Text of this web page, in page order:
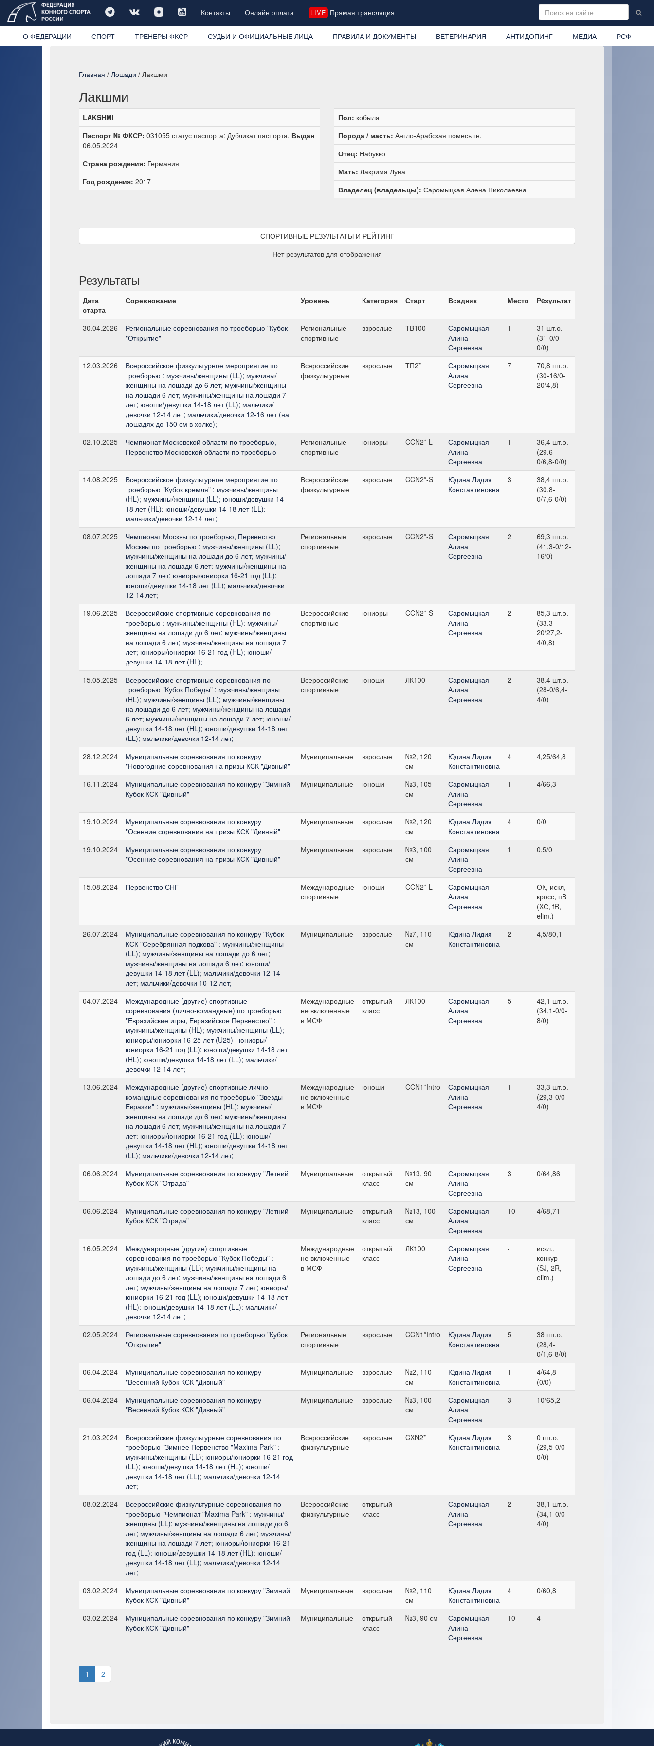
Контакты Онлайн оплата LIVE Прямая трансляция
О ФЕДЕРАЦИИ СПОРТ ТРЕНЕРЫ ФКСР СУДЬИ И ОФИЦИАЛЬНЫЕ ЛИЦА ПРАВИЛА И ДОКУМЕНТЫ ВЕТЕРИНАРИЯ АНТИДОПИНГ МЕДИА РСФ
Главная / Лошади / Лакшми
Лакшми
LAKSHMI
Паспорт № ФКСР: 031055 статус паспорта: Дубликат паспорта. Выдан
06.05.2024
Страна рождения: Германия
Год рождения: 2017
Пол: кобыла
Порода / масть: Англо-Арабская помесь гн.
Отец: Набукко
Мать: Лакрима Луна
Владелец (владельцы): Саромыцкая Алена Николаевна
СПОРТИВНЫЕ РЕЗУЛЬТАТЫ И РЕЙТИНГ
Нет результатов для отображения
Результаты
Дата
старта
Соревнование Уровень Категория Старт Всадник Место Рeзультат
30.04.2026
Региональные соревнования по троеборью "Кубок
"Открытие"
Региональные
спортивные
взрослые ТВ100
Саромыцкая
Алина
Сергеевна
1
31 шт.о.
(31-0/0-
0/0)
12.03.2026
Всероссийское физкультурное мероприятие по
троеборью : мужчины/женщины (LL); мужчины/
женщины на лошади до 6 лет; мужчины/женщины
на лошади 6 лет; мужчины/женщины на лошади 7
лет; юноши/девушки 14-18 лет (LL); мальчики/
девочки 12-14 лет; мальчики/девочки 12-16 лет (на
лошадях до 150 см в холке);
Всероссийские
физкультурные
взрослые ТП2*
Саромыцкая
Алина
Сергеевна
7
70,8 шт.о.
(30-16/0-
20/4,8)
02.10.2025
Чемпионат Московской области по троеборью,
Первенство Московской области по троеборью
Региональные
спортивные
юниоры CCN2*-L
Саромыцкая
Алина
Сергеевна
1
36,4 шт.о.
(29,6-
0/6,8-0/0)
14.08.2025
Всероссийское физкультурное мероприятие по
троеборью "Кубок кремля" : мужчины/женщины
(HL); мужчины/женщины (LL); юноши/девушки 14-
18 лет (HL); юноши/девушки 14-18 лет (LL);
мальчики/девочки 12-14 лет;
Всероссийские
физкультурные
взрослые CCN2*-S
Юдина Лидия
Константиновна
3
38,4 шт.о.
(30,8-
0/7,6-0/0)
08.07.2025
Чемпионат Москвы по троеборью, Первенство
Москвы по троеборью : мужчины/женщины (LL);
мужчины/женщины на лошади до 6 лет; мужчины/
женщины на лошади 6 лет; мужчины/женщины на
лошади 7 лет; юниоры/юниорки 16-21 год (LL);
юноши/девушки 14-18 лет (LL); мальчики/девочки
12-14 лет;
Региональные
спортивные
взрослые CCN2*-S
Саромыцкая
Алина
Сергеевна
2
69,3 шт.о.
(41,3-0/12-
16/0)
19.06.2025
Всероссийские спортивные соревнования по
троеборью : мужчины/женщины (HL); мужчины/
женщины на лошади до 6 лет; мужчины/женщины
на лошади 6 лет; мужчины/женщины на лошади 7
лет; юниоры/юниорки 16-21 год (HL); юноши/
девушки 14-18 лет (HL);
Всероссийские
спортивные
юниоры CCN2*-S
Саромыцкая
Алина
Сергеевна
2
85,3 шт.о.
(33,3-
20/27,2-
4/0,8)
15.05.2025
Всероссийские спортивные соревнования по
троеборью "Кубок Победы" : мужчины/женщины
(HL); мужчины/женщины (LL); мужчины/женщины
на лошади до 6 лет; мужчины/женщины на лошади
6 лет; мужчины/женщины на лошади 7 лет; юноши/
девушки 14-18 лет (HL); юноши/девушки 14-18 лет
(LL); мальчики/девочки 12-14 лет;
Всероссийские
спортивные
юноши ЛК100
Саромыцкая
Алина
Сергеевна
2
38,4 шт.о.
(28-0/6,4-
4/0)
28.12.2024
Муниципальные соревнования по конкуру
"Новогодние соревнования на призы КСК "Дивный"
Муниципальные взрослые
№2, 120
см
Юдина Лидия
Константиновна
4 4,25/64,8
16.11.2024
Муниципальные соревнования по конкуру "Зимний
Кубок КСК "Дивный"
Муниципальные юноши
№3, 105
см
Саромыцкая
Алина
Сергеевна
1 4/66,3
19.10.2024
Муниципальные соревнования по конкуру
"Осенние соревнования на призы КСК "Дивный"
Муниципальные взрослые
№2, 120
см
Юдина Лидия
Константиновна
4 0/0
19.10.2024
Муниципальные соревнования по конкуру
"Осенние соревнования на призы КСК "Дивный"
Муниципальные взрослые
№3, 100
см
Саромыцкая
Алина
Сергеевна
1 0,5/0
15.08.2024 Первенство СНГ
Международные
спортивные
юноши CCN2*-L
Саромыцкая
Алина
Сергеевна
-
ОК, искл,
кросс, пВ
(XС, fR,
elim.)
26.07.2024
Муниципальные соревнования по конкуру "Кубок
КСК "Серебрянная подкова" : мужчины/женщины
(LL); мужчины/женщины на лошади до 6 лет;
мужчины/женщины на лошади 6 лет; юноши/
девушки 14-18 лет (LL); мальчики/девочки 12-14
лет; мальчики/девочки 10-12 лет;
Муниципальные взрослые
№7, 110
см
Юдина Лидия
Константиновна
2 4,5/80,1
04.07.2024
Международные (другие) спортивные
соревнования (лично-командные) по троеборью
"Евразийские игры, Евразийское Первенство" :
мужчины/женщины (HL); мужчины/женщины (LL);
юниоры/юниорки 16-25 лет (U25) ; юниоры/
юниорки 16-21 год (LL); юноши/девушки 14-18 лет
(HL); юноши/девушки 14-18 лет (LL); мальчики/
девочки 12-14 лет;
Международные
не включенные
в МСФ
открытый
класс
ЛК100
Саромыцкая
Алина
Сергеевна
5
42,1 шт.о.
(34,1-0/0-
8/0)
13.06.2024
Международные (другие) спортивные лично-
командные соревнования по троеборью "Звезды
Евразии" : мужчины/женщины (HL); мужчины/
женщины на лошади до 6 лет; мужчины/женщины
на лошади 6 лет; мужчины/женщины на лошади 7
лет; юниоры/юниорки 16-21 год (LL); юноши/
девушки 14-18 лет (HL); юноши/девушки 14-18 лет
(LL); мальчики/девочки 12-14 лет;
Международные
не включенные
в МСФ
юноши CCN1*Intro
Саромыцкая
Алина
Сергеевна
1
33,3 шт.о.
(29,3-0/0-
4/0)
06.06.2024
Муниципальные соревнования по конкуру "Летний
Кубок КСК "Отрада"
Муниципальные
открытый
класс
№13, 90
см
Саромыцкая
Алина
Сергеевна
3 0/64,86
06.06.2024
Муниципальные соревнования по конкуру "Летний
Кубок КСК "Отрада"
Муниципальные
открытый
класс
№13, 100
см
Саромыцкая
Алина
Сергеевна
10 4/68,71
16.05.2024
Международные (другие) спортивные
соревнования по троеборью "Кубок Победы" :
мужчины/женщины (LL); мужчины/женщины на
лошади до 6 лет; мужчины/женщины на лошади 6
лет; мужчины/женщины на лошади 7 лет; юниоры/
юниорки 16-21 год (LL); юноши/девушки 14-18 лет
(HL); юноши/девушки 14-18 лет (LL); мальчики/
девочки 12-14 лет;
Международные
не включенные
в МСФ
открытый
класс
ЛК100
Саромыцкая
Алина
Сергеевна
-
искл.,
конкур
(SJ, 2R,
elim.)
02.05.2024
Региональные соревнования по троеборью "Кубок
"Открытие"
Региональные
спортивные
взрослые CCN1*Intro
Юдина Лидия
Константиновна
5
38 шт.о.
(28,4-
0/1,6-8/0)
06.04.2024
Муниципальные соревнования по конкуру
"Весенний Кубок КСК "Дивный"
Муниципальные взрослые
№2, 110
см
Юдина Лидия
Константиновна
1
4/64,8
(0/0)
06.04.2024
Муниципальные соревнования по конкуру
"Весенний Кубок КСК "Дивный"
Муниципальные взрослые
№3, 100
см
Саромыцкая
Алина
Сергеевна
3 10/65,2
21.03.2024
Всероссийские физкультурные соревнования по
троеборью "Зимнее Первенство "Maxima Park" :
мужчины/женщины (LL); юниоры/юниорки 16-21 год
(LL); юноши/девушки 14-18 лет (HL); юноши/
девушки 14-18 лет (LL); мальчики/девочки 12-14
лет;
Всероссийские
физкультурные
взрослые CXN2*
Юдина Лидия
Константиновна
3
0 шт.о.
(29,5-0/0-
0/0)
08.02.2024
Всероссийские физкультурные соревнования по
троеборью "Чемпионат "Maxima Park" : мужчины/
женщины (LL); мужчины/женщины на лошади до 6
лет; мужчины/женщины на лошади 6 лет; мужчины/
женщины на лошади 7 лет; юниоры/юниорки 16-21
год (LL); юноши/девушки 14-18 лет (HL); юноши/
девушки 14-18 лет (LL); мальчики/девочки 12-14
лет;
Всероссийские
физкультурные
открытый
класс
Саромыцкая
Алина
Сергеевна
2
38,1 шт.о.
(34,1-0/0-
4/0)
03.02.2024
Муниципальные соревнования по конкуру "Зимний
Кубок КСК "Дивный"
Муниципальные взрослые
№2, 110
см
Юдина Лидия
Константиновна
4 0/60,8
03.02.2024
Муниципальные соревнования по конкуру "Зимний
Кубок КСК "Дивный"
Муниципальные
открытый
класс
№3, 90 см
Саромыцкая
Алина
Сергеевна
10 4
1 2